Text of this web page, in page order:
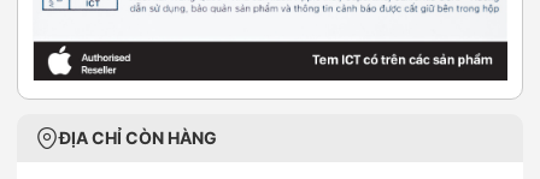
ĐỊA CHỈ CÒN HÀNG